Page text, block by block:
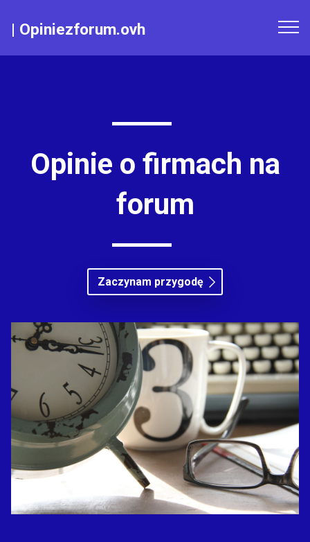
| Opiniezforum.ovh
Opinie o firmach na
forum
Zaczynam przygodę